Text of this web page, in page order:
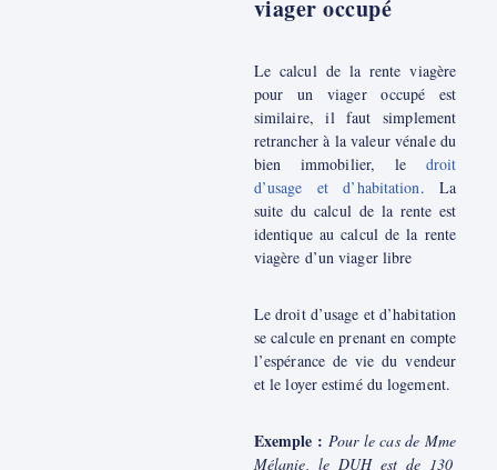
viager occupé
Le calcul de la rente viagère
pour un viager occupé est
similaire, il faut simplement
retrancher à la valeur vénale du
bien immobilier, le droit
d’usage et d’habitation. La
suite du calcul de la rente est
identique au calcul de la rente
viagère d’un viager libre
Le droit d’usage et d’habitation
se calcule en prenant en compte
l’espérance de vie du vendeur
et le loyer estimé du logement.
Exemple : Pour le cas de Mme
Mélanie, le DUH est de 130